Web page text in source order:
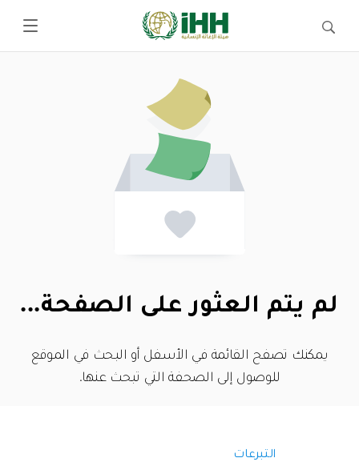
لم يتم العثور على الصفحة...
يمكنك تصفح القائمة في الأسفل أو البحث في الموقع
للوصول إلى الصحفة التي تبحث عنها.
التبرعات